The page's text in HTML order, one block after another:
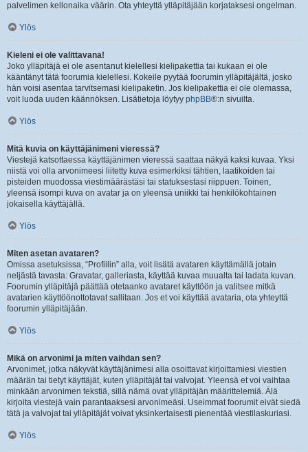
palvelimen kellonaika väärin. Ota yhteyttä ylläpitäjään korjataksesi ongelman.
Ylös
Kieleni ei ole valittavana!
Joko ylläpitäjä ei ole asentanut kielellesi kielipakettia tai kukaan ei ole
kääntänyt tätä foorumia kielellesi. Kokeile pyytää foorumin ylläpitäjältä, josko
hän voisi asentaa tarvitsemasi kielipaketin. Jos kielipakettia ei ole olemassa,
voit luoda uuden käännöksen. Lisätietoja löytyy phpBB®:n sivuilta.
Ylös
Mitä kuvia on käyttäjänimeni vieressä?
Viestejä katsottaessa käyttäjänimen vieressä saattaa näkyä kaksi kuvaa. Yksi
niistä voi olla arvonimeesi liitetty kuva esimerkiksi tähtien, laatikoiden tai
pisteiden muodossa viestimäärästäsi tai statuksestasi riippuen. Toinen,
yleensä isompi kuva on avatar ja on yleensä uniikki tai henkilökohtainen
jokaisella käyttäjällä.
Ylös
Miten asetan avataren?
Omissa asetuksissa, “Profiilin” alla, voit lisätä avataren käyttämällä jotain
neljästä tavasta: Gravatar, galleriasta, käyttää kuvaa muualta tai ladata kuvan.
Foorumin ylläpitäjä päättää otetaanko avataret käyttöön ja valitsee mitkä
avatarien käyttöönottotavat sallitaan. Jos et voi käyttää avataria, ota yhteyttä
foorumin ylläpitäjään.
Ylös
Mikä on arvonimi ja miten vaihdan sen?
Arvonimet, jotka näkyvät käyttäjänimesi alla osoittavat kirjoittamiesi viestien
määrän tai tietyt käyttäjät, kuten ylläpitäjät tai valvojat. Yleensä et voi vaihtaa
minkään arvonimen tekstiä, sillä nämä ovat ylläpitäjän määrittelemiä. Älä
kirjoita viestejä vain parantaaksesi arvonimeäsi. Useimmat foorumit eivät siedä
tätä ja valvojat tai ylläpitäjät voivat yksinkertaisesti pienentää viestilaskuriasi.
Ylös